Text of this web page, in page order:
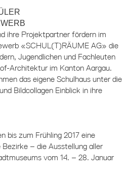
ihre Projektpartner fördern im
«SCHUL(T)RÄUME AG» die
Jugendlichen und Fachleuten
Architektur im Kanton Aargau.
das eigene Schulhaus unter die
Bildcollagen Einblick in ihre
bis zum Frühling 2017 eine
– die Ausstellung aller
vom 14. – 28. Januar